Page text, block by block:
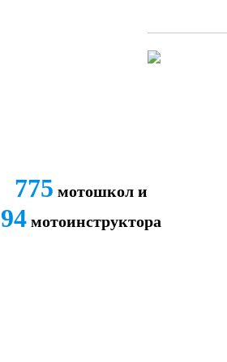
775 мотошкол и
94мотоинструктора